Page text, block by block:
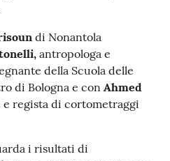
di Nonantola
antropologa e
della Scuola delle
di Bologna e con Ahmed
e regista di cortometraggi
i risultati di